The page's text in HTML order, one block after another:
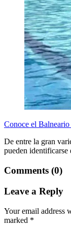
Conoce el
De entre la gran
pueden
Comments (0)
Leave a Reply
Your email address
marked *